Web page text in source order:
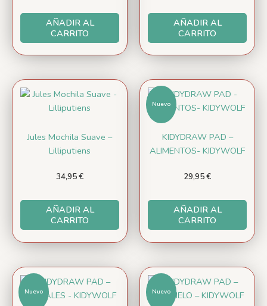
AÑADIR AL
CARRITO
AÑADIR AL
CARRITO
Jules Mochila Suave –
Lilliputiens
34,95€
AÑADIR AL
CARRITO
Nuevo
KIDYDRAW PAD –
ALIMENTOS- KIDYWOLF
29,95€
AÑADIR AL
CARRITO
Nuevo Nuevo